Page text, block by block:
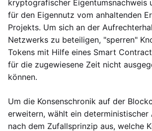
kryptografischer Eigentumsnachweis
für den Eigennutz vom anhaltenden
Projekts. Um sich an der
Netzwerks zu beteiligen, "sperren"
Tokens mit Hilfe eines Smart
für die zugewiesene Zeit nicht
können.
Um die Konsenschronik auf der
erweitern, wählt ein deterministischer
nach dem Zufallsprinzip aus, welche